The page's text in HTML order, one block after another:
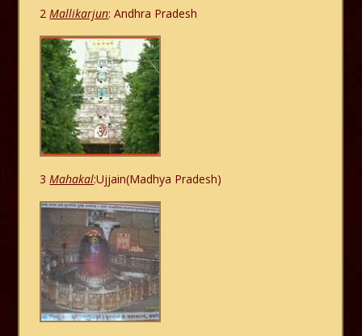
2Mallikarjun: Andhra Pradesh
3Mahakal:Ujjain(Madhya Pradesh)